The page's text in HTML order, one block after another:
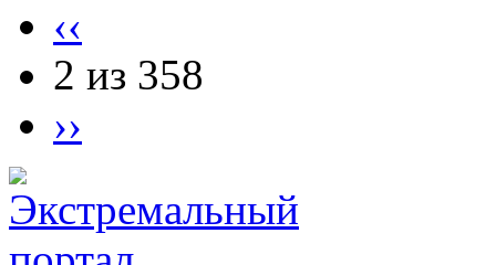
‹‹
2 из 358
››